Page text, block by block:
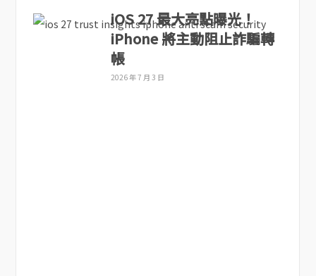
iOS 27 最大亮點曝光！
iPhone 將主動阻止詐騙轉
帳
2026 年 7 月 3 日